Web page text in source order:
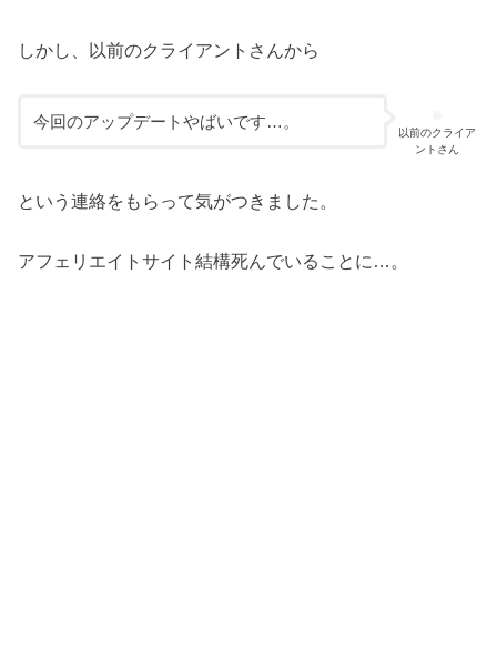
しかし、以前のクライアントさんから
以前のクライア
ントさん
今回のアップデートやばいです…。
という連絡をもらって気がつきました。
アフェリエイトサイト結構死んでいることに…。